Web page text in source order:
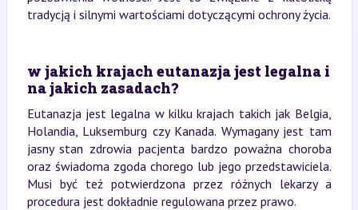
tradycją i silnymi wartościami dotyczącymi ochrony życia.
w jakich krajach eutanazja jest legalna i
na jakich zasadach?
Eutanazja jest legalna w kilku krajach takich jak Belgia,
Holandia, Luksemburg czy Kanada. Wymagany jest tam
jasny stan zdrowia pacjenta bardzo poważna choroba
oraz świadoma zgoda chorego lub jego przedstawiciela.
Musi być też potwierdzona przez różnych lekarzy a
procedura jest dokładnie regulowana przez prawo.